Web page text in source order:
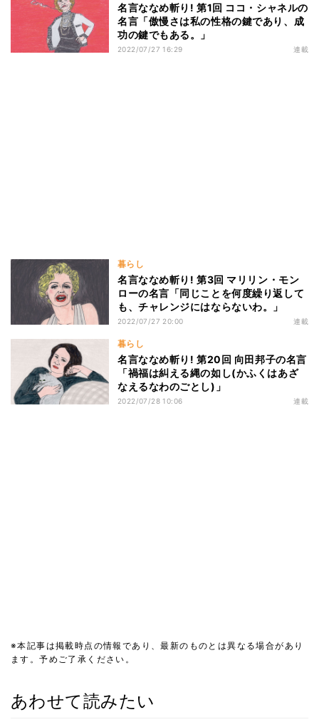
名言ななめ斬り! 第1回 ココ・シャネルの
名言「傲慢さは私の性格の鍵であり、成
功の鍵でもある。」
2022/07/27 16:29 連載
暮らし
名言ななめ斬り! 第3回 マリリン・モン
ローの名言「同じことを何度繰り返して
も、チャレンジにはならないわ。」
2022/07/27 20:00 連載
暮らし
名言ななめ斬り! 第20回 向田邦子の名言
「禍福は糾える縄の如し(かふくはあざ
なえるなわのごとし)」
2022/07/28 10:06 連載
※本記事は掲載時点の情報であり、最新のものとは異なる場合があり
ます。予めご了承ください。
あわせて読みたい